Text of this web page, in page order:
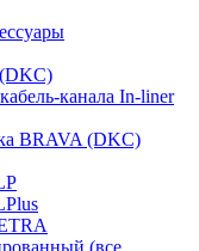
канала In-liner
BRAVA (DKC)
(все